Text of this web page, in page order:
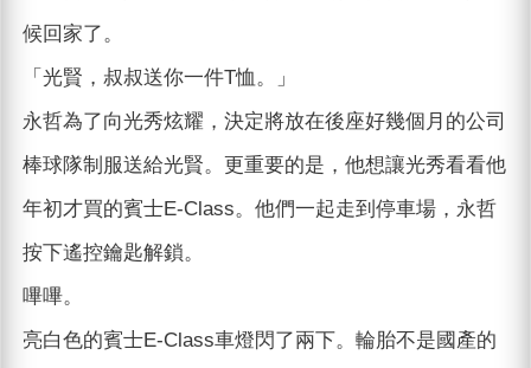
候回家了。
「光賢，叔叔送你一件T恤。」
永哲為了向光秀炫耀，決定將放在後座好幾個月的公司
棒球隊制服送給光賢。更重要的是，他想讓光秀看看他
年初才買的賓士E-Class。他們一起走到停車場，永哲
按下遙控鑰匙解鎖。
嗶嗶。
亮白色的賓士E-Class車燈閃了兩下。輪胎不是國產的